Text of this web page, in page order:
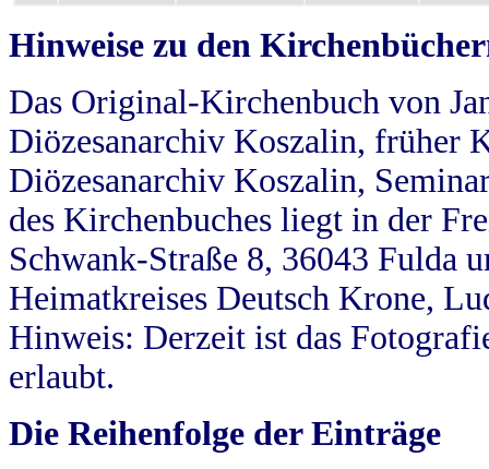
Hinweise zu den
Das Original-Kirchenbuch von
Diözesanarchiv Koszalin, früher
Diözesanarchiv Koszalin,
des Kirchenbuches liegt in der
Schwank-Straße 8, 36043 Fulda
Heimatkreises Deutsch Krone,
Hinweis: Derzeit ist das
erlaubt.
Die Reihenfolge der Einträge